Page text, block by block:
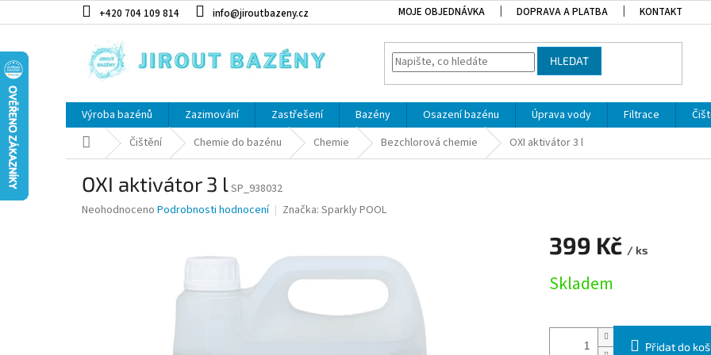
+420 704 109 814 info@jiroutbazeny.cz MOJE OBJEDNÁVKA DOPRAVA A PLATBA KONTAKT
HLEDAT
Výroba bazénů Zazimování Zastřešení Bazény Osazení bazénu Úprava vody Filtrace
Domů Čištění Chemie do bazénu Chemie Bezchlorová chemie OXI aktivátor 3 l
OXI aktivátor 3 lSP_938032
Průměrné hodnocení produktu je 0,0 z 5 hvězdiček.
Neohodnoceno Podrobnosti hodnocení Značka: Sparkly POOL
399 Kč / ks
Skladem
Přidat do